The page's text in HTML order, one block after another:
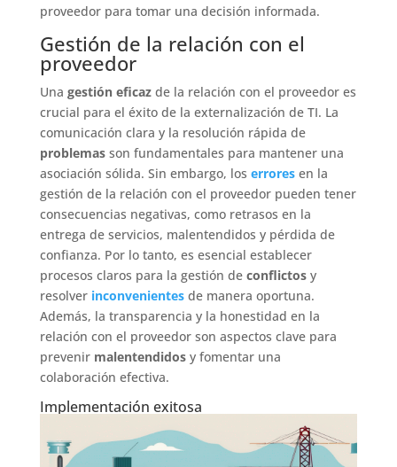
proveedor para tomar una decisión informada.
Gestión de la relación con el
proveedor
Una gestión eficazde la relación con el proveedor es
crucial para el éxito de la externalización de TI. La
comunicación clara y la resolución rápida de
problemasson fundamentales para mantener una
asociación sólida. Sin embargo, los erroresen la
gestión de la relación con el proveedor pueden tener
consecuencias negativas, como retrasos en la
entrega de servicios, malentendidos y pérdida de
confianza. Por lo tanto, es esencial establecer
procesos claros para la gestión de conflictosy
resolver inconvenientesde manera oportuna.
Además, la transparencia y la honestidad en la
relación con el proveedor son aspectos clave para
prevenir malentendidosy fomentar una
colaboración efectiva.
Implementación exitosa